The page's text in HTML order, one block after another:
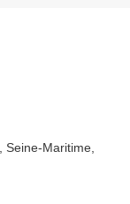
Seine-Maritime,